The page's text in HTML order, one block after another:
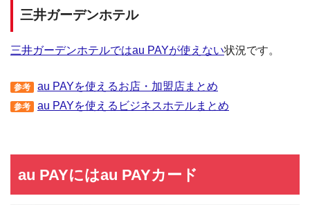
三井ガーデンホテル
三井ガーデンホテルではau PAYが使えない状況です。
参考 au PAYを使えるお店・加盟店まとめ
参考 au PAYを使えるビジネスホテルまとめ
au PAYにはau PAYカード